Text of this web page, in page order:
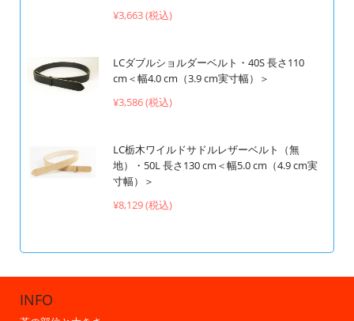
¥3,663 (税込)
LCダブルショルダーベルト・40S 長さ110
cm＜幅4.0 cm（3.9 cm実寸幅）＞
¥3,586 (税込)
LC栃木ワイルドサドルレザーベルト（無
地）・50L 長さ130 cm＜幅5.0 cm（4.9 cm実
寸幅）＞
¥8,129 (税込)
INFO